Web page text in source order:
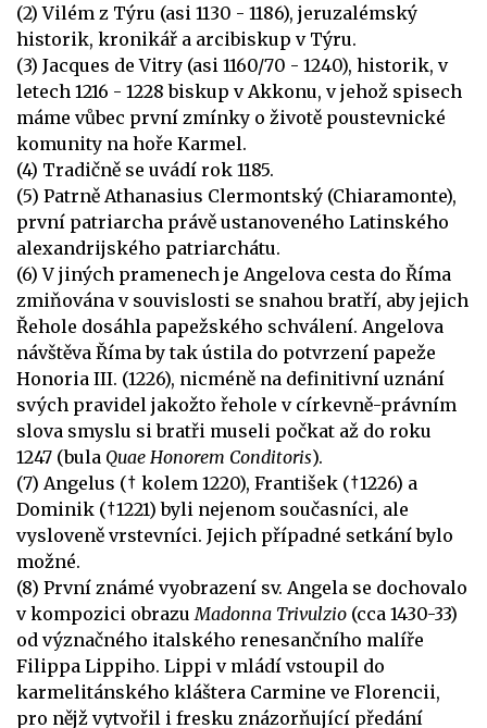
(2) Vilém z Týru (asi 1130 - 1186), jeruzalémský
historik, kronikář a arcibiskup v Týru.
(3) Jacques de Vitry (asi 1160/70 - 1240), historik, v
letech 1216 - 1228 biskup v Akkonu, v jehož spisech
máme vůbec první zmínky o životě poustevnické
komunity na hoře Karmel.
(4) Tradičně se uvádí rok 1185.
(5) Patrně Athanasius Clermontský (Chiaramonte),
první patriarcha právě ustanoveného Latinského
alexandrijského patriarchátu.
(6) V jiných pramenech je Angelova cesta do Říma
zmiňována v souvislosti se snahou bratří, aby jejich
Řehole dosáhla papežského schválení. Angelova
návštěva Říma by tak ústila do potvrzení papeže
Honoria III. (1226), nicméně na definitivní uznání
svých pravidel jakožto řehole v církevně-právním
slova smyslu si bratři museli počkat až do roku
1247 (bula Quae Honorem Conditoris).
(7) Angelus († kolem 1220), František (†1226) a
Dominik (†1221) byli nejenom současníci, ale
vysloveně vrstevníci. Jejich případné setkání bylo
možné.
(8) První známé vyobrazení sv. Angela se dochovalo
v kompozici obrazuMadonna Trivulzio (cca 1430-33)
od význačného italského renesančního malíře
Filippa Lippiho. Lippi v mládí vstoupil do
karmelitánského kláštera Carmine ve Florencii,
pro nějž vytvořil i fresku znázorňující předání